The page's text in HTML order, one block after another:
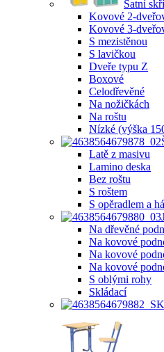
Šatní
Kovové 2-
Kovové 3-
S mezistěnou
S lavičkou
Dveře typu Z
Boxové
Celodřevěné
Na nožičkách
Na roštu
Nízké (výška
Latě z masivu
Lamino deska
Bez roštu
S roštem
S opěradlem a
Na dřevěné
Na kovové
Na kovové
Na kovové
S oblými rohy
Skládací